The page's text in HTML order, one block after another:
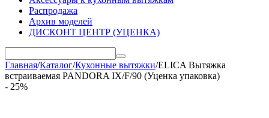
Распродажа
Архив моделей
ДИСКОНТ ЦЕНТР (УЦЕНКА)
Главная/Каталог/Кухонные вытяжки/ELICA Вытяжка
встраиваемая PANDORA IX/F/90 (Уценка упаковка)
- 25%